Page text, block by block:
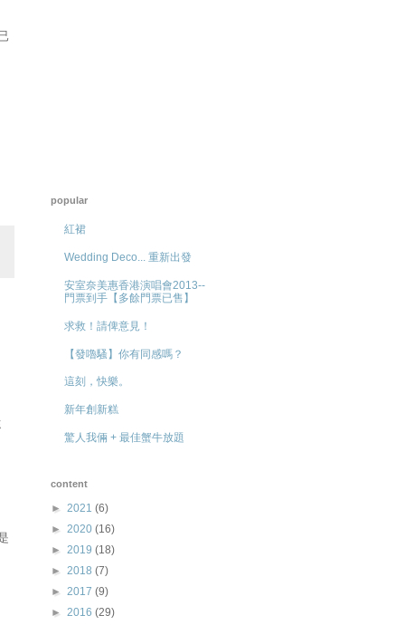
popular
紅裙
Wedding Deco... 重新出發
安室奈美惠香港演唱會2013--
門票到手【多餘門票已售】
求救！請俾意見！
【發嚕騷】你有同感嗎？
這刻，快樂。
新年創新糕
驚人我倆 + 最佳蟹牛放題
content
► 2021 (6)
► 2020 (16)
► 2019 (18)
► 2018 (7)
► 2017 (9)
► 2016 (29)